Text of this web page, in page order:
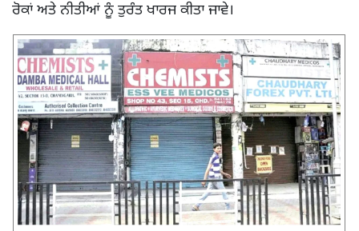
ਰੋਕਾਂ ਅਤੇ ਨੀਤੀਆਂ ਨੂੰ ਤੁਰੰਤ ਖਾਰਜ ਕੀਤਾ ਜਾਵੇ।